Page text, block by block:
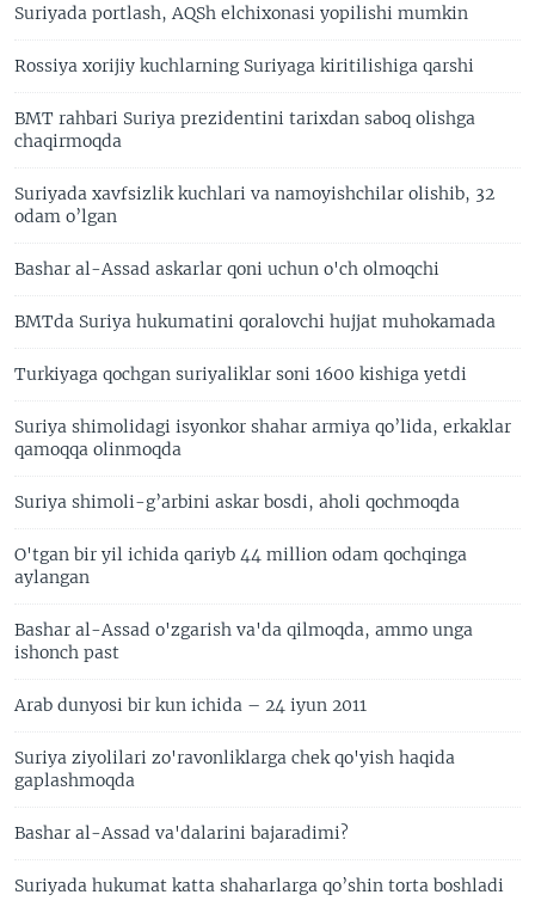
Suriyada portlash, AQSh elchixonasi yopilishi mumkin
Rossiya xorijiy kuchlarning Suriyaga kiritilishiga qarshi
BMT rahbari Suriya prezidentini tarixdan saboq olishga
chaqirmoqda
Suriyada xavfsizlik kuchlari va namoyishchilar olishib, 32
odam o’lgan
Bashar al-Assad askarlar qoni uchun o'ch olmoqchi
BMTda Suriya hukumatini qoralovchi hujjat muhokamada
Turkiyaga qochgan suriyaliklar soni 1600 kishiga yetdi
Suriya shimolidagi isyonkor shahar armiya qo’lida, erkaklar
qamoqqa olinmoqda
Suriya shimoli-g’arbini askar bosdi, aholi qochmoqda
O'tgan bir yil ichida qariyb 44 million odam qochqinga
aylangan
Bashar al-Assad o'zgarish va'da qilmoqda, ammo unga
ishonch past
Arab dunyosi bir kun ichida – 24 iyun 2011
Suriya ziyolilari zo'ravonliklarga chek qo'yish haqida
gaplashmoqda
Bashar al-Assad va'dalarini bajaradimi?
Suriyada hukumat katta shaharlarga qo’shin torta boshladi